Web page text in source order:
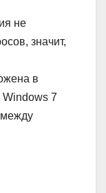
не
значит,
в
7
между